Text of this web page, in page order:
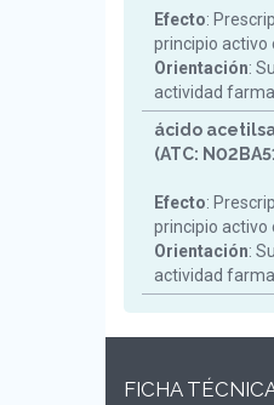
Efecto:
principio activo
Orientación:
actividad
ácido
(ATC:
Efecto:
principio activo
Orientación:
actividad
FICHA